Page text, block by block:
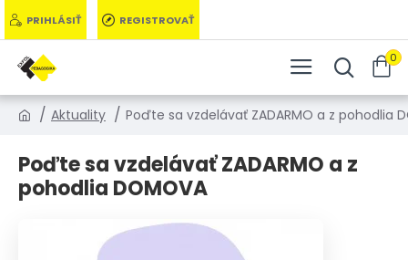
PRIHLÁSIŤ REGISTROVAŤ
0
Aktuality Poďte sa vzdelávať ZADARMO a z pohodlia
Poďte sa vzdelávať ZADARMO a z
pohodlia DOMOVA